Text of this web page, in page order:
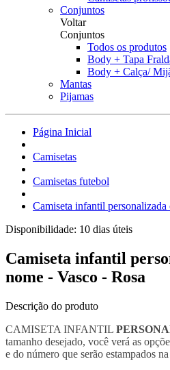
Conjuntos
Voltar
Conjuntos
Todos os produtos
Body + Tapa
Body + Calça/
Mantas
Pijamas
Página Inicial
Camisetas
Camisetas futebol
Camiseta infantil
Disponibilidade: 10 dias úteis
Camiseta infantil
nome - Vasco - Rosa
Descrição do produto
CAMISETA INFANTIL
tamanho desejado, você verá as
e do número que serão estampados